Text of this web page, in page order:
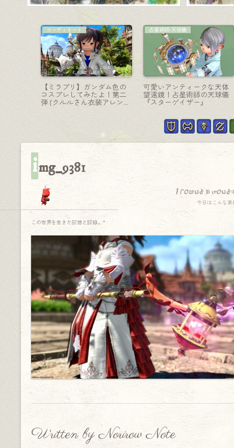
コーディネート
【ミラプリ】ガンメタルの
レザーコートでシックで大
人なコーディネート（アデ
プトガウン）
ナイト-剣盾
アルシュベルドの片手剣・
白の孤影のナイト武器『ガ
ルシュソード＆シールド』
(モンハンコラボ)
img_9381
I found a
今日はこんな素
この世界を生きた記憶と記録.｡.:*
Written by Norirow Note